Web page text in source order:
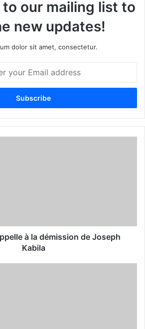
our mailing list to
new updates!
dolor sit amet, consectetur.
à la démission de Joseph
Kabila